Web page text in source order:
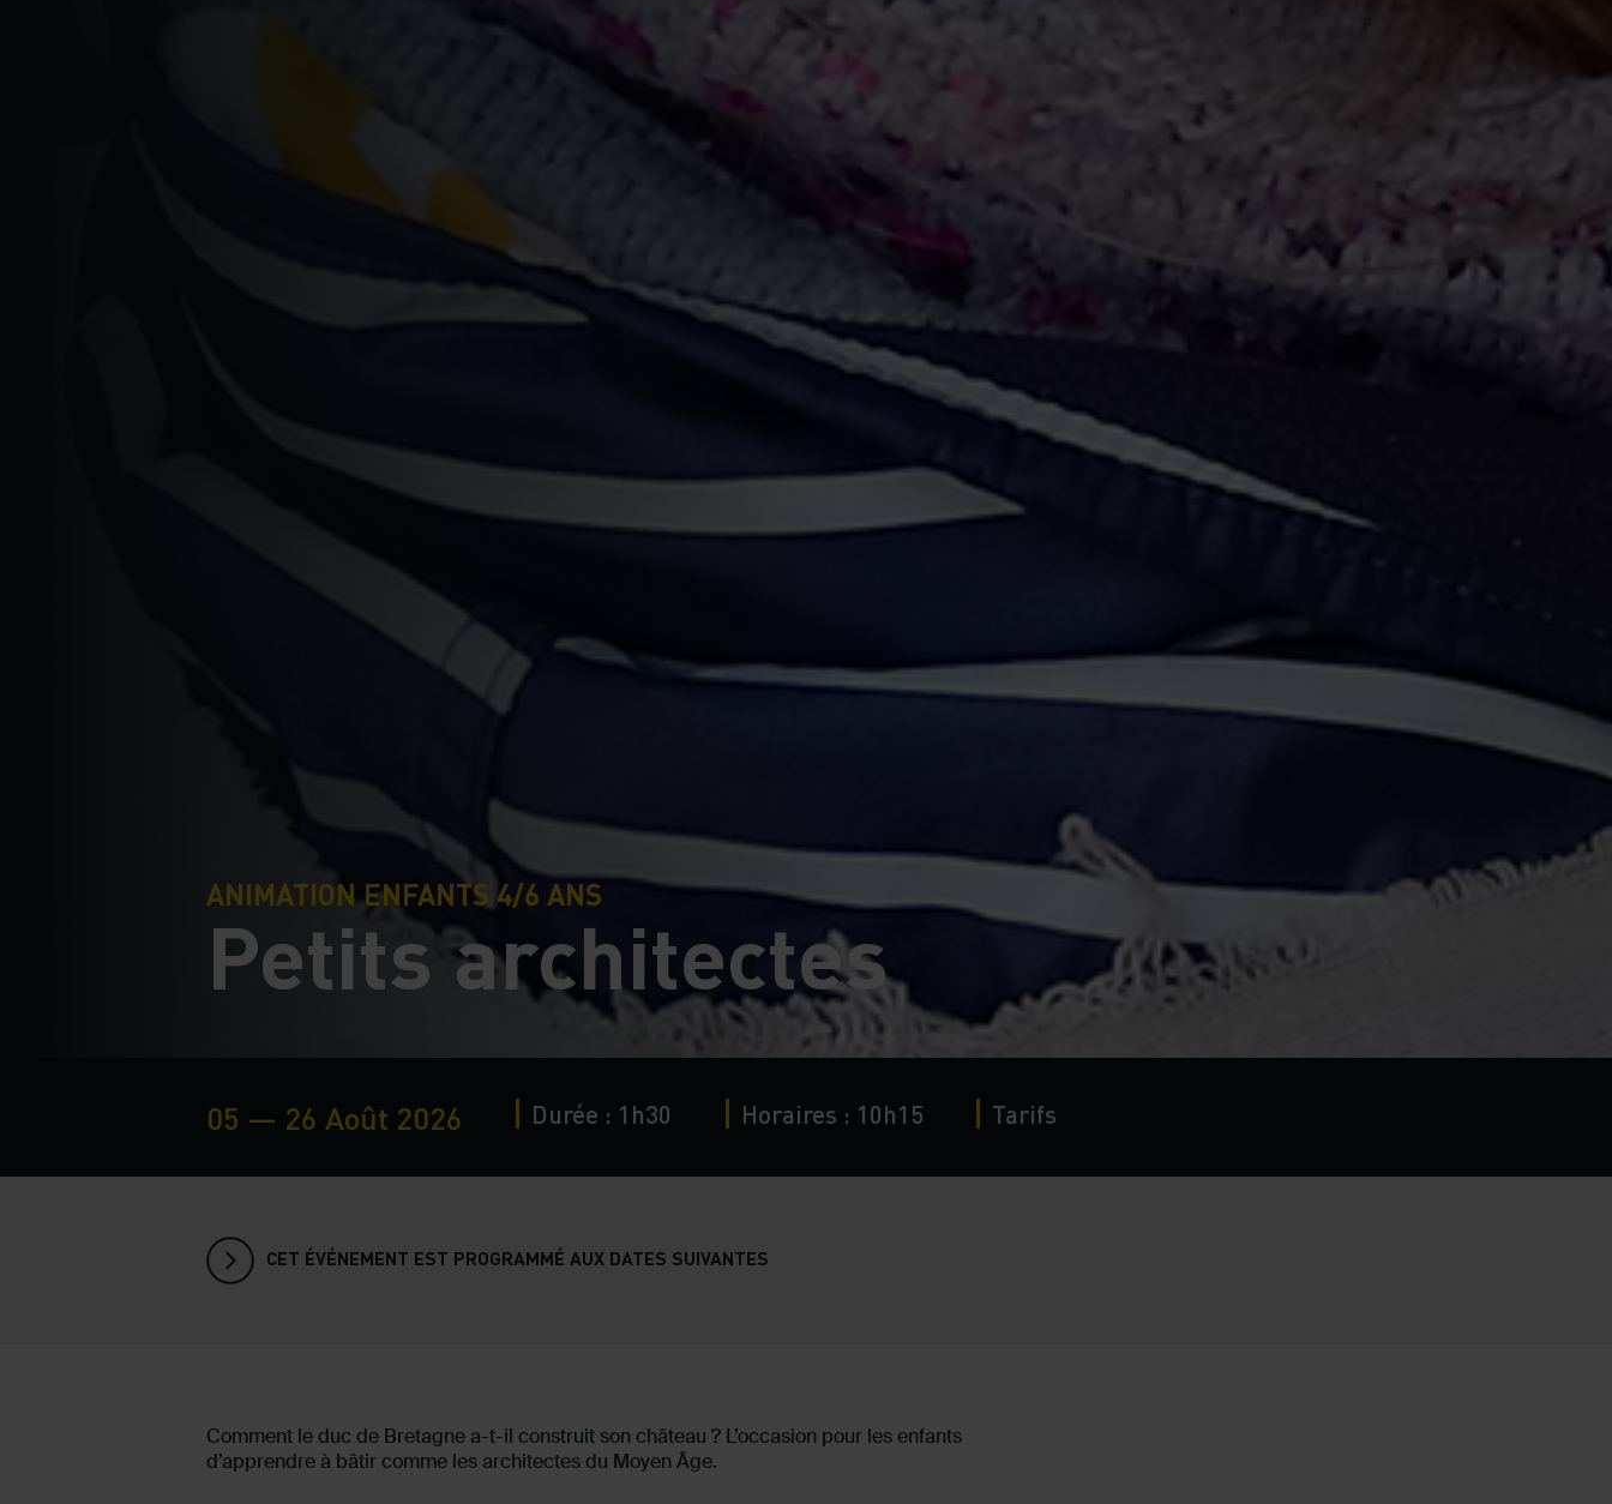
ANIMATION ENFANTS 4/6 ANS
Petits architectes
05 — 26 Août 2026 Durée : 1h30 Horaires : 10h15 Tarifs
CET ÉVÉNEMENT EST PROGRAMMÉ AUX DATES SUIVANTES
Comment le duc de Bretagne a-t-il construit son château ? L’occasion pour les enfants
d’apprendre à bâtir comme les architectes du Moyen Âge.